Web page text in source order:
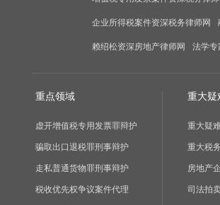
企业所得税案件资深税务律师网
赖绍松资深房地产律师网 法学专
重点领域
虚开增值税专用发票罪辩护
骗取出口退税罪刑事辩护
走私普通货物罪刑事辩护
税收优先权争议案件代理
重大疑
重大疑
重大税
房地产
司法拍